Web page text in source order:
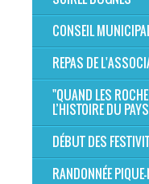
CONSEIL
REPAS DE
"QUAND LES
L’HISTOIRE DU
DÉBUT DES
RANDONNÉE